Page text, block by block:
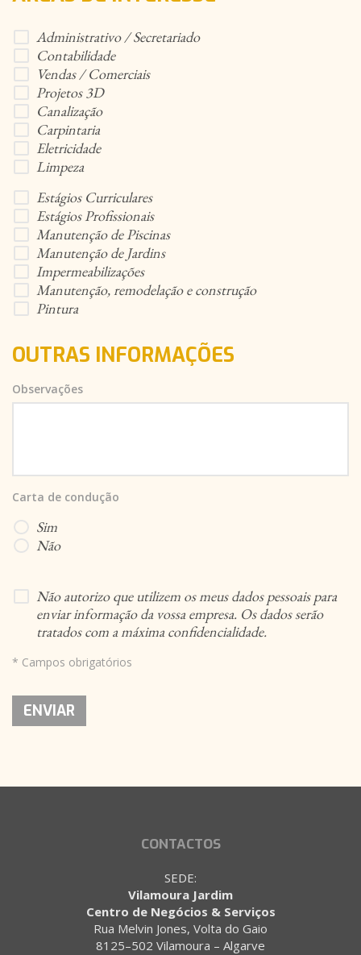
Administrativo / Secretariado
Contabilidade
Vendas / Comerciais
Projetos 3D
Canalização
Carpintaria
Eletricidade
Limpeza
Estágios Curriculares
Estágios Profissionais
Manutenção de Piscinas
Manutenção de Jardins
Impermeabilizações
Manutenção, remodelação e construção
Pintura
OUTRAS INFORMAÇÕES
Observações
Carta de condução
Sim
Não
Não autorizo que utilizem os meus dados pessoais para
enviar informação da vossa empresa. Os dados serão
tratados com a máxima confidencialidade.
* Campos obrigatórios
CONTACTOS
SEDE:
Vilamoura Jardim
Centro de Negócios & Serviços
Rua Melvin Jones, Volta do Gaio
8125–502 Vilamoura – Algarve